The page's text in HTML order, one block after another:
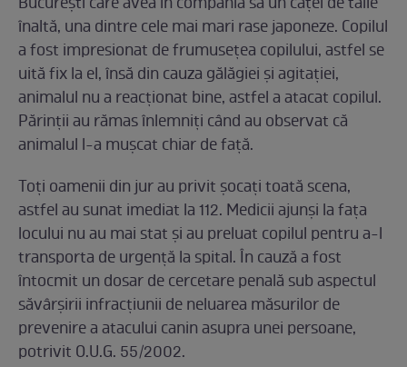
înaltă, una dintre cele mai mari rase japoneze. Copilul
a fost impresionat de frumusețea copilului, astfel se
uită fix la el, însă din cauza gălăgiei și agitației,
animalul nu a reacționat bine, astfel a atacat copilul.
Părinții au rămas înlemniți când au observat că
animalul l-a mușcat chiar de față.
Toți oamenii din jur au privit șocați toată scena,
astfel au sunat imediat la 112. Medicii ajunși la fața
locului nu au mai stat și au preluat copilul pentru a-l
transporta de urgență la spital. În cauză a fost
întocmit un dosar de cercetare penală sub aspectul
săvârșirii infracțiunii de neluarea măsurilor de
prevenire a atacului canin asupra unei persoane,
potrivit O.U.G. 55/2002.